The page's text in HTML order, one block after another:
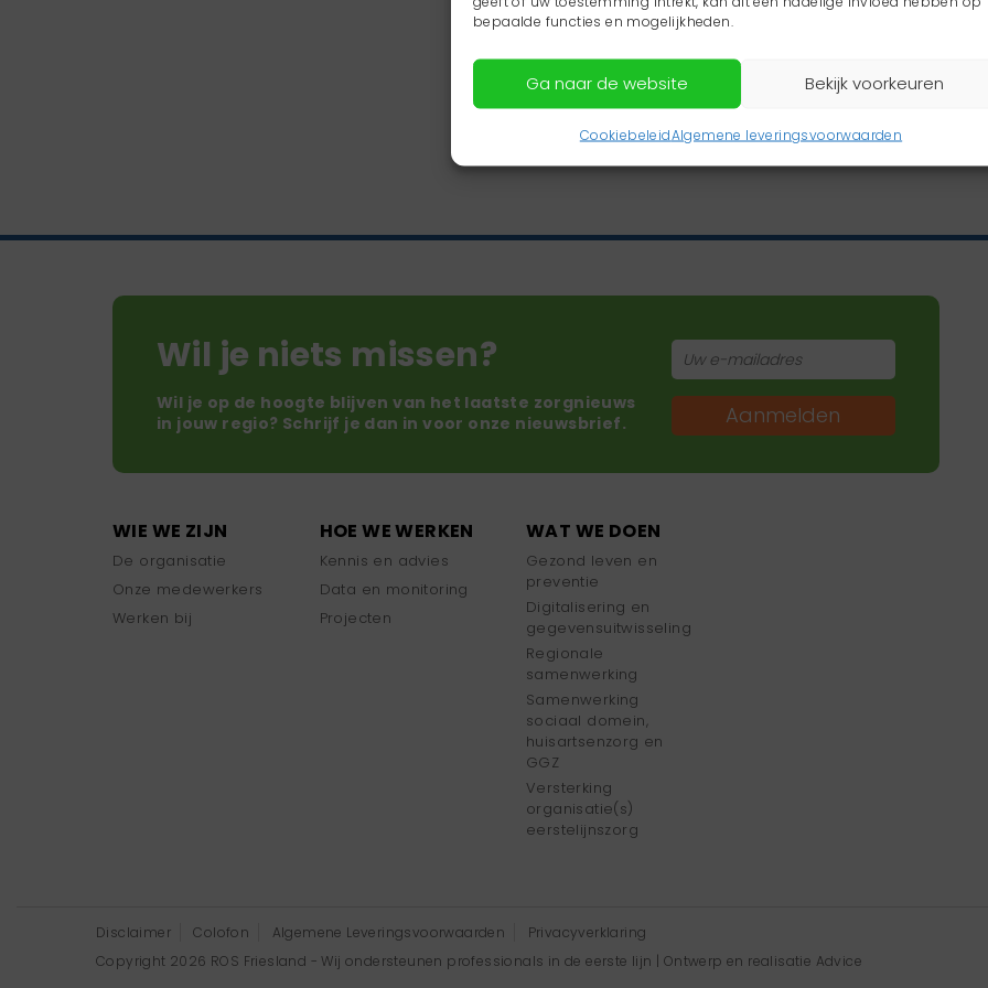
bepaalde functies en mogelijkheden.
Ga naar de website Bekijk voorkeuren
CookiebeleidAlgemene leveringsvoorwaarden
Wil je niets missen?
Wil je op de hoogte blijven van het laatste zorgnieuws
in jouw regio? Schrijf je dan in voor onze nieuwsbrief.
Aanmelden
WIE WE ZIJN
De organisatie
Onze medewerkers
Werken bij
HOE WE WERKEN
Kennis en advies
Data en monitoring
Projecten
WAT WE DOEN
Gezond leven en
preventie
Digitalisering en
gegevensuitwisseling
Regionale
samenwerking
Samenwerking
sociaal domein,
huisartsenzorg en
GGZ
Versterking
organisatie(s)
eerstelijnszorg
Disclaimer Colofon Algemene Leveringsvoorwaarden
Privacyverklaring
Copyright 2026 ROS Friesland - Wij ondersteunen professionals in de eerste lijn | Ontwerp en realisatie Advice